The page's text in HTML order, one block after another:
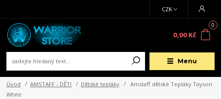
Menu
CZK
0
0,00 Kč
Úvod AMSTAFF - DĚTI Dětské tepláky
Amstaff dětské Tepláky Tayson
White